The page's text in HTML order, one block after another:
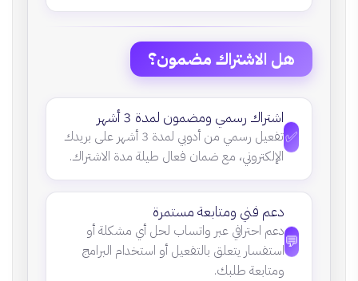
هل الاشتراك مضمون؟
✅
اشتراك رسمي ومضمون لمدة 3 أشهر
تفعيل رسمي من أدوبي لمدة 3 أشهر على بريدك
الإلكتروني، مع ضمان فعال طيلة مدة الاشتراك.
💬
دعم فني ومتابعة مستمرة
دعم احترافي عبر واتساب لحل أي مشكلة أو
استفسار يتعلق بالتفعيل أو استخدام البرامج
ومتابعة طلبك.